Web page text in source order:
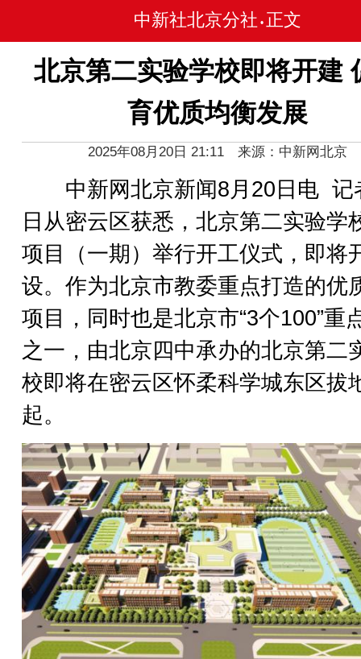
中新社北京分社 • 正文
北京第二实验学校即将开建
育优质均衡发展
2025年08月20日 21:11 来源：中新网北京
中新网北京新闻8月20日电 记
日从密云区获悉，北京第二实验学
项目（一期）举行开工仪式，即将
设。作为北京市教委重点打造的优
项目，同时也是北京市“3个100”重
之一，由北京四中承办的北京第二
校即将在密云区怀柔科学城东区拔
起。